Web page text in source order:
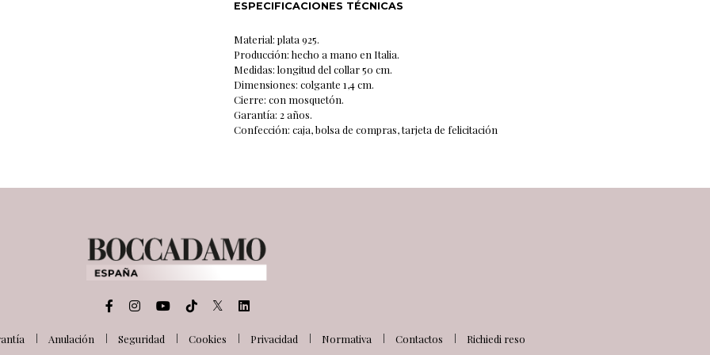
ESPECIFICACIONES TÉCNICAS
Material: plata 925.
Producción: hecho a mano en Italia.
Medidas: longitud del collar 50 cm.
Dimensiones: colgante 1,4 cm.
Cierre: con mosquetón.
Garantía: 2 años.
Confección: caja, bolsa de compras, tarjeta de felicitación
Anulación Seguridad Cookies Privacidad Normativa Contactos Richiedi reso